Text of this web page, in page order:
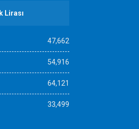
Lirası
47,662
54,916
64,121
33,499